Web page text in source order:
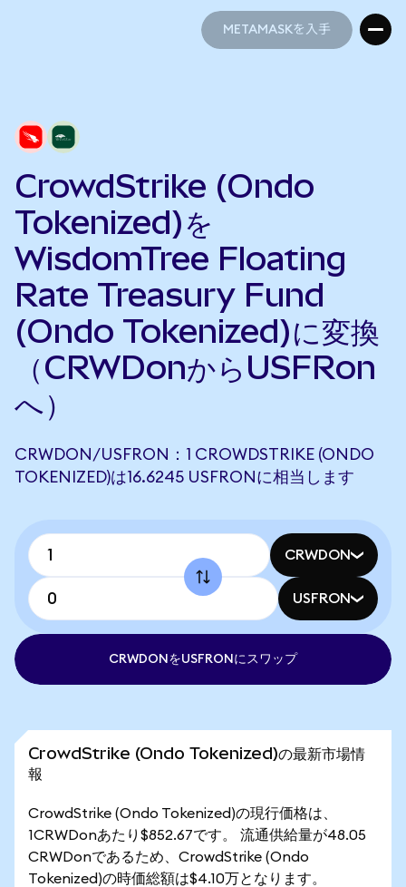
METAMASKを入手
CrowdStrike (Ondo
Tokenized)を
WisdomTree Floating
Rate Treasury Fund
(Ondo Tokenized)に変換
（CRWDonからUSFRon
へ）
CRWDON/USFRON：1 CROWDSTRIKE (ONDO
TOKENIZED)は16.6245 USFRONに相当します
CRWDON
USFRON
CRWDONをUSFRONにスワップ
CrowdStrike (Ondo Tokenized)の最新市場情
報
CrowdStrike (Ondo Tokenized)の現行価格は、
1CRWDonあたり$852.67です。 流通供給量が48.05
CRWDonであるため、CrowdStrike (Ondo
Tokenized)の時価総額は$4.10万となります。